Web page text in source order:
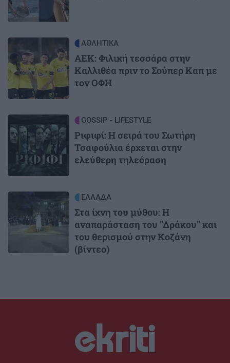
ΑΘΛΗΤΙΚΑ
ΑΕΚ: Φιλική τεσσάρα στην
Καλλιθέα πριν το Σούπερ Καπ με
τον ΟΦΗ
GOSSIP - LIFESTYLE
Ριφιφί: Η σειρά του Σωτήρη
Τσαφούλια έρχεται στην
ελεύθερη τηλεόραση
ΕΛΛΑΔΑ
Στα ίχνη του μύθου: Η
αναπαράσταση του "Δράκου" και
του θερισμού στην Κοζάνη
(βίντεο)